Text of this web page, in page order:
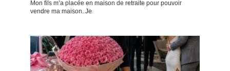
Mon fils m’a placée en maison de retraite pour pouvoir
vendre ma maison. Je